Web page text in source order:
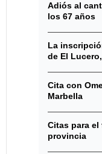
Adiós al
los 67 años
La
de El
Cita con
Marbella
Citas para el
provincia